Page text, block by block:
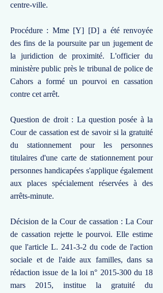
centre-ville.
Procédure : Mme [Y] [D] a été renvoyée
des fins de la poursuite par un jugement de
la juridiction de proximité. L'officier du
ministère public près le tribunal de police de
Cahors a formé un pourvoi en cassation
contre cet arrêt.
Question de droit : La question posée à la
Cour de cassation est de savoir si la gratuité
du stationnement pour les personnes
titulaires d'une carte de stationnement pour
personnes handicapées s'applique également
aux places spécialement réservées à des
arrêts-minute.
Décision de la Cour de cassation : La Cour
de cassation rejette le pourvoi. Elle estime
que l'article L. 241-3-2 du code de l'action
sociale et de l'aide aux familles, dans sa
rédaction issue de la loi n° 2015-300du 18
mars 2015, institue la gratuité du